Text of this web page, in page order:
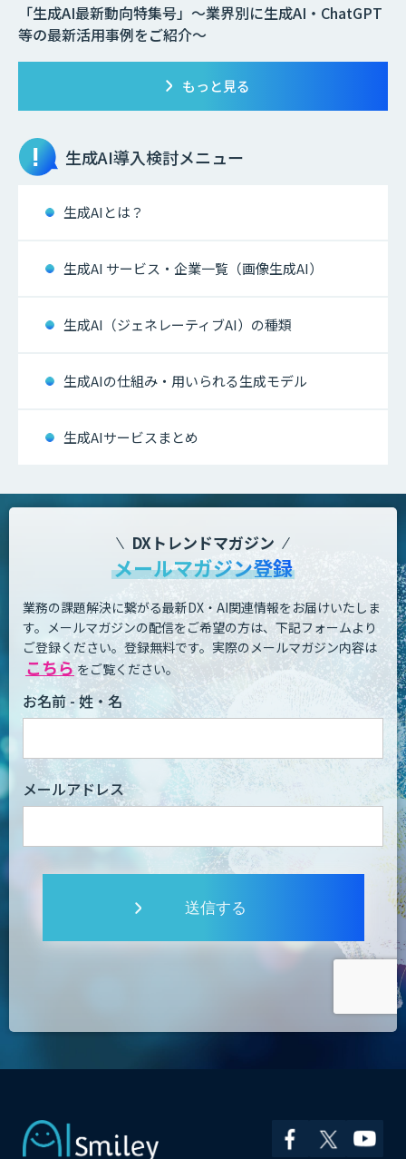
「生成AI最新動向特集号」～業界別に生成AI・ChatGPT
等の最新活用事例をご紹介～
もっと見る
生成AI導入検討メニュー
生成AIとは？
生成AI サービス・企業一覧（画像生成AI）
生成AI（ジェネレーティブAI）の種類
生成AIの仕組み・用いられる生成モデル
生成AIサービスまとめ
DXトレンドマガジン
メールマガジン登録
業務の課題解決に繋がる最新DX・AI関連情報をお届けいたしま
す。 メールマガジンの配信をご希望の方は、下記フォームより
ご登録ください。登録無料です。 実際のメールマガジン内容は
こちら をご覧ください。
お名前 - 姓・名
メールアドレス
送信する